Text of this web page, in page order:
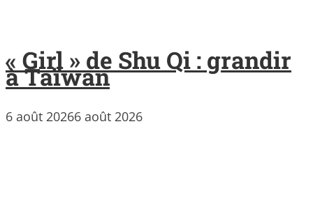
« Girl » de Shu Qi : grandir
à Taïwan
6 août 20266 août 2026